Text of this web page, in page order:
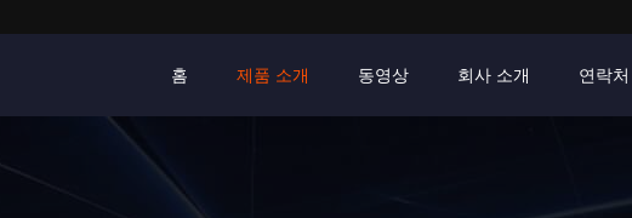
홈 제품 소개 동영상 회사 소개 연락처